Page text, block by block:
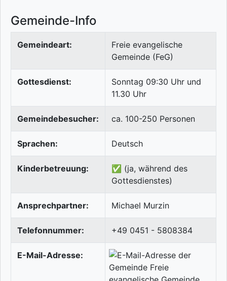
Gemeinde-Info
Gemeindeart:
Freie evangelische
Gemeinde (FeG)
Gottesdienst:
Sonntag 09:30 Uhr und
11.30 Uhr
Gemeindebesucher: ca. 100-250 Personen
Sprachen: Deutsch
Kinderbetreuung:
✅ (ja, während des
Gottesdienstes)
Ansprechpartner: Michael Murzin
Telefonnummer: +49 0451 - 5808384
E-Mail-Adresse: